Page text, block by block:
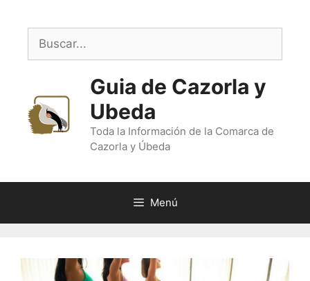
contenido
Buscar:
Guia de Cazorla y
Ubeda
Toda la Información de la Comarca de
Cazorla y Úbeda
Menú